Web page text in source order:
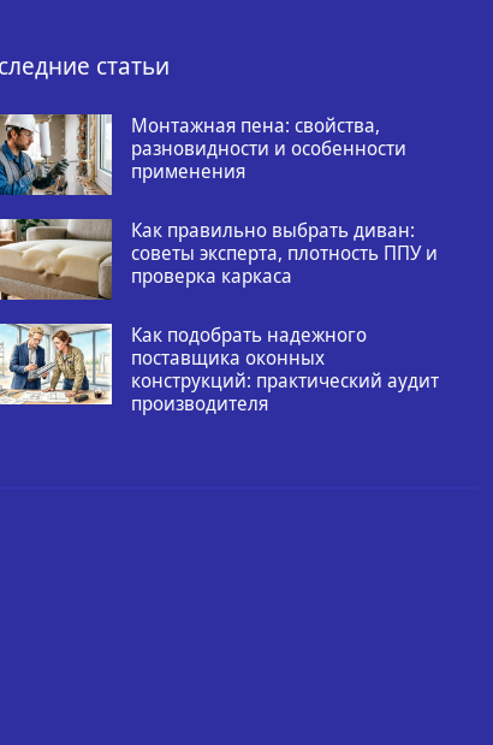
статьи
Монтажная пена: свойства,
разновидности и особенности
применения
Как правильно выбрать диван:
советы эксперта, плотность ППУ и
проверка каркаса
Как подобрать надежного
поставщика оконных
конструкций: практический аудит
производителя